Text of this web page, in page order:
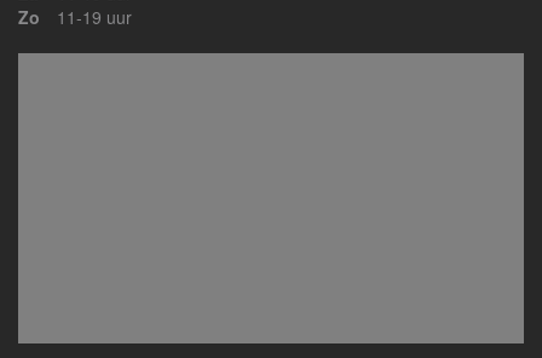
Zo
11-19 uur